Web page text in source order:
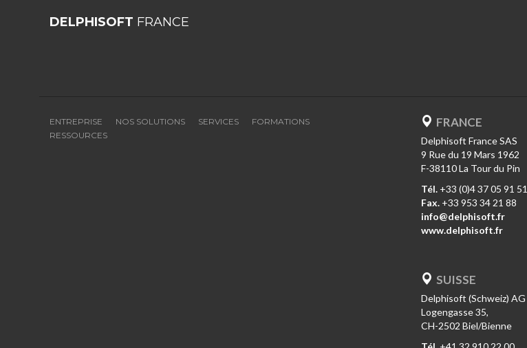
DELPHISOFT FRANCE
ENTREPRISE NOS SOLUTIONS SERVICES
FORMATIONS
RESSOURCES
FRANCE
Delphisoft France SAS
9 Rue du 19 Mars 1962
F-38110 La Tour du Pin
Tél. +33 (0)4 37 05 91 51
Fax. +33 953 34 21 88
info@delphisoft.fr
www.delphisoft.fr
SUISSE
Delphisoft (Schweiz) AG
Logengasse 35,
CH-2502 Biel/Bienne